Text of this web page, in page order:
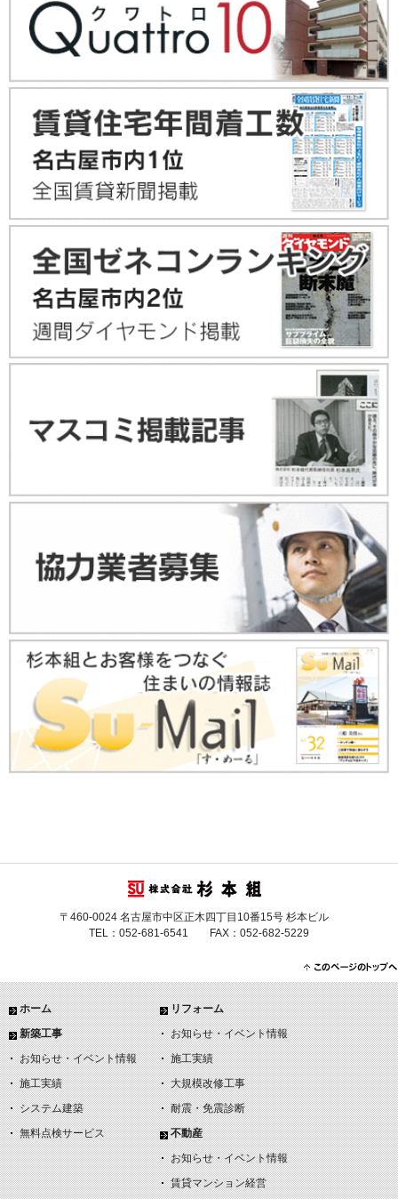
〒460-0024 名古屋市中区正木四丁目10番15号 杉本ビル
TEL：052-681-6541 FAX：052-682-5229
ホーム
新築工事
お知らせ・イベント情報
施工実績
システム建築
無料点検サービス
リフォーム
お知らせ・イベント情報
施工実績
大規模改修工事
耐震・免震診断
不動産
お知らせ・イベント情報
賃貸マンション経営